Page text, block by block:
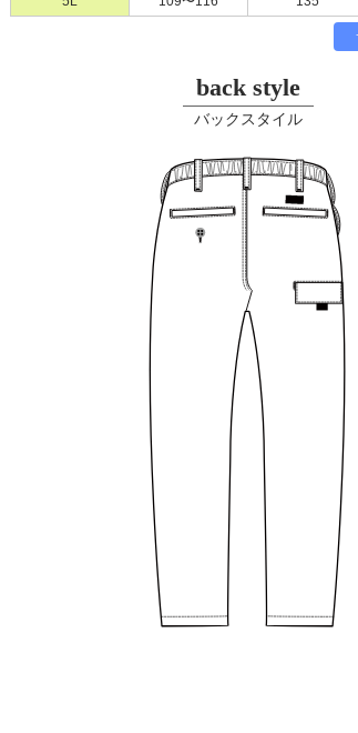
プライバシーポリシーを確認しま
back style
バックスタイル